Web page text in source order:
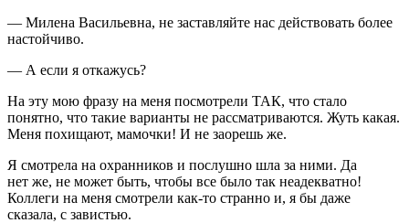
— Милена Васильевна, не заставляйте нас действовать более
настойчиво.
— А если я откажусь?
На эту мою фразу на меня посмотрели ТАК, что стало
понятно, что такие варианты не рассматриваются. Жуть какая.
Меня похищают, мамочки! И не заорешь же.
Я смотрела на охранников и послушно шла за ними. Да
нет же, не может быть, чтобы все было так неадекватно!
Коллеги на меня смотрели как-то странно и, я бы даже
сказала, с завистью.